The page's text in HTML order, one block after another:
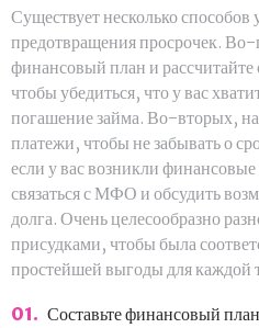
Существует несколько
предотвращения просрочек. Во-
финансовый план и
чтобы убедиться, что у вас
погашение займа. Во-вторых,
платежи, чтобы не забывать о
если у вас возникли финансовые
связаться с МФО и обсудить
долга. Очень целесообразно
присудками, чтобы была
простейшей выгоды для каждой
Составьте финансовый